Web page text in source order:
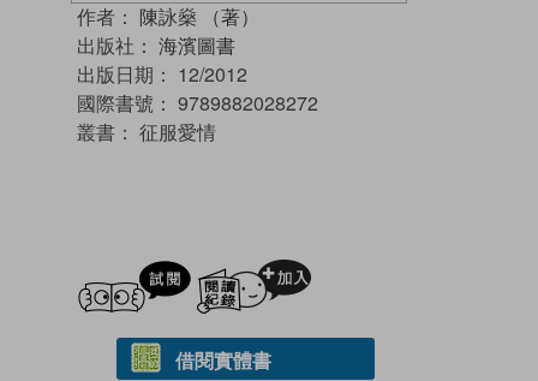
作者： 陳詠燊 （著）
出版社： 海濱圖書
出版日期： 12/2012
國際書號： 9789882028272
叢書： 征服愛情
試閲
借閱實體書